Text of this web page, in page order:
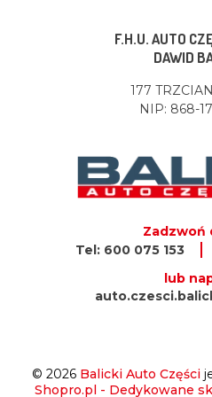
F.H.U. AUTO
DAWID
177
NIP: 868-
Zadzwoń
Tel: 600 075 153
lub
© 2026 Balicki Auto Części
Shopro.pl - Dedykowane